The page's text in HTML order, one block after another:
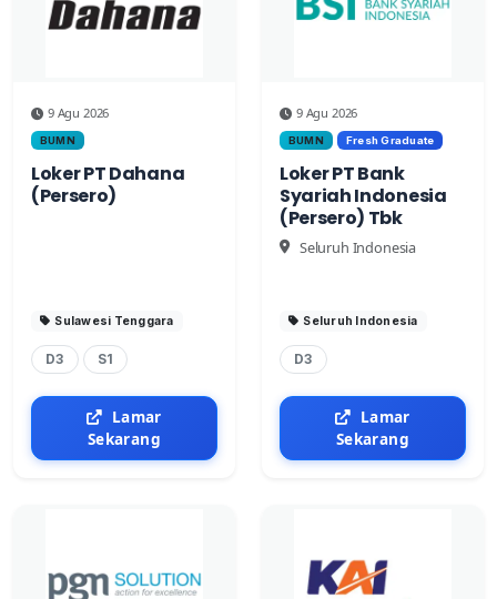
9 Agu 2026
BUMN
Loker PT Dahana
(Persero)
Sulawesi Tenggara
D3 S1
Lamar
Sekarang
9 Agu 2026
BUMN Fresh Graduate
Loker PT Bank
Syariah Indonesia
(Persero) Tbk
Seluruh Indonesia
Seluruh Indonesia
D3
Lamar
Sekarang